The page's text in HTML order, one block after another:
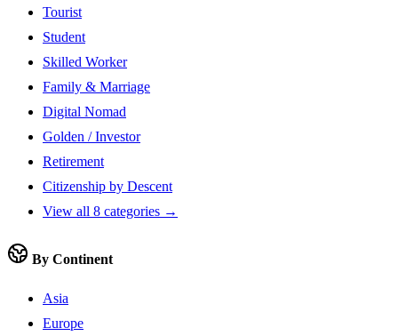
Tourist
Student
Skilled Worker
Family & Marriage
Digital Nomad
Golden / Investor
Retirement
Citizenship by Descent
View all 8 categories →
By Continent
Asia
Europe